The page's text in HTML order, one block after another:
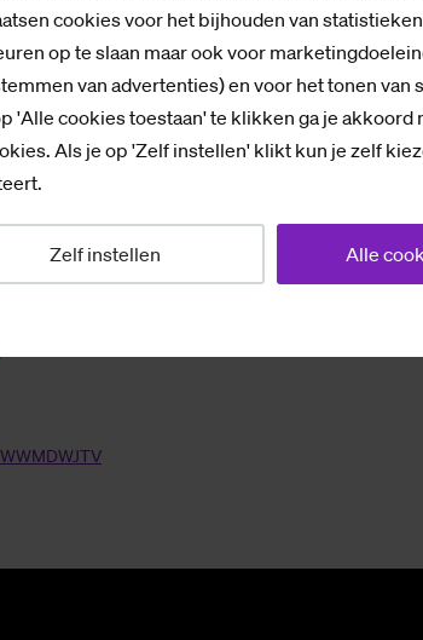
cookies voor het bijhouden van
op te slaan maar ook voor
van advertenties) en voor het tonen van
'Alle cookies toestaan' te klikken ga je akkoord
Als je op 'Zelf instellen' klikt kun je zelf
Zelf instellen Alle
Bar­tels